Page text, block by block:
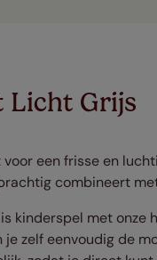
Licht Grijs
een frisse en
combineert
kinderspel met
zelf eenvoudig de